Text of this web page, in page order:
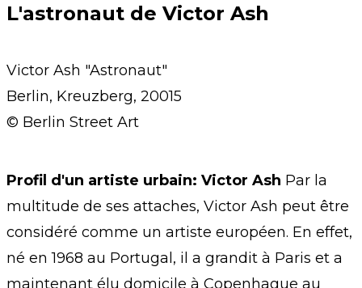
L'astronaut de Victor Ash
Victor Ash "Astronaut"
Berlin, Kreuzberg, 20015
© Berlin Street Art
Profil d'un artiste urbain: Victor Ash Par la
multitude de ses attaches, Victor Ash peut être
considéré comme un artiste européen. En effet,
né en 1968 au Portugal, il a grandit à Paris et a
maintenant élu domicile à Copenhague au